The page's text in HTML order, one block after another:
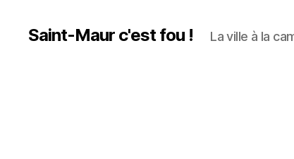
Saint-Maur c'est fou ! La ville à la